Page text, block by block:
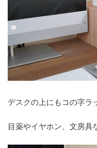
デスクの上にもコの字ラ
目薬やイヤホン、文房具